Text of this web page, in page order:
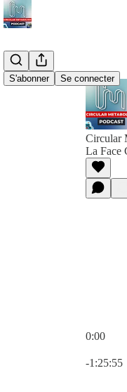
S'abonner Se connecter
Circular
La Face
0:00
-1:25:55